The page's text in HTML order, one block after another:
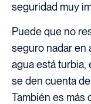
seguridad muy
Puede que no
seguro nadar en
agua está turbia,
se den cuenta
También es más